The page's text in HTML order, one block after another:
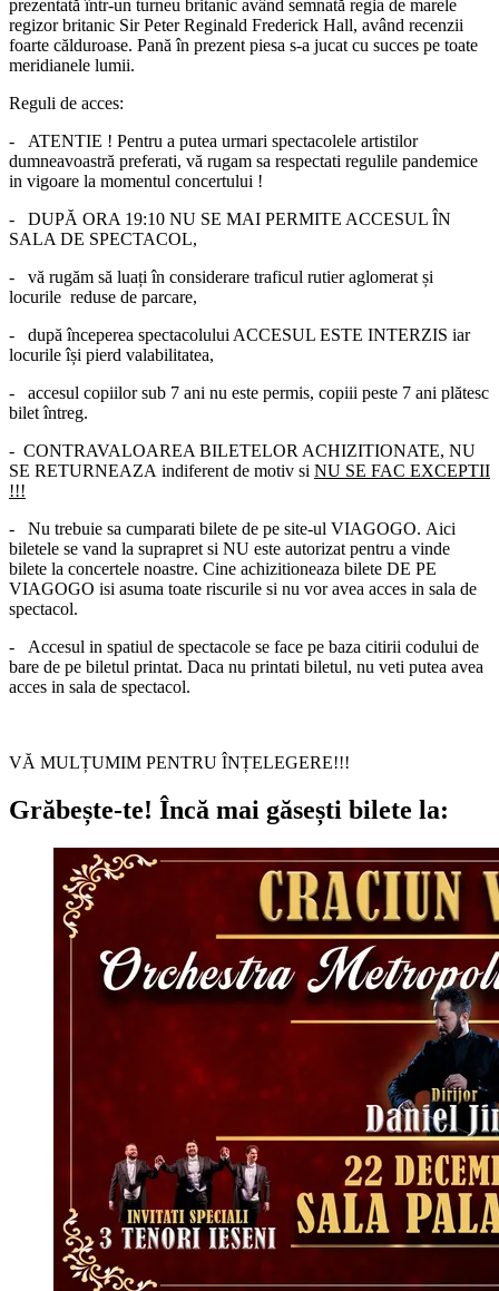
prezentată într-un turneu britanic având semnată regia de marele
regizor britanic Sir Peter Reginald Frederick Hall, având recenzii
foarte călduroase. Pană în prezent piesa s-a jucat cu succes pe toate
meridianele lumii.
Reguli de acces:
- ATENTIE ! Pentru a putea urmari spectacolele artistilor
dumneavoastră preferati, vă rugam sa respectati regulile pandemice
in vigoare la momentul concertului !
- DUPĂ ORA 19:10 NU SE MAI PERMITE ACCESUL ÎN
SALA DE SPECTACOL,
- vă rugăm să luați în considerare traficul rutier aglomerat și
locurile reduse de parcare,
- după începerea spectacolului ACCESUL ESTE INTERZIS iar
locurile își pierd valabilitatea,
- accesul copiilor sub 7 ani nu este permis, copiii peste 7 ani plătesc
bilet întreg.
- CONTRAVALOAREA BILETELOR ACHIZITIONATE, NU
SE RETURNEAZA indiferent de motiv si NU SE FAC EXCEPTII
!!!
- Nu trebuie sa cumparati bilete de pe site-ul VIAGOGO. Aici
biletele se vand la suprapret si NU este autorizat pentru a vinde
bilete la concertele noastre. Cine achizitioneaza bilete DE PE
VIAGOGO isi asuma toate riscurile si nu vor avea acces in sala de
spectacol.
- Accesul in spatiul de spectacole se face pe baza citirii codului de
bare de pe biletul printat. Daca nu printati biletul, nu veti putea avea
acces in sala de spectacol.
VĂ MULȚUMIM PENTRU ÎNȚELEGERE!!!
Grăbește-te! Încă mai găsești bilete la: